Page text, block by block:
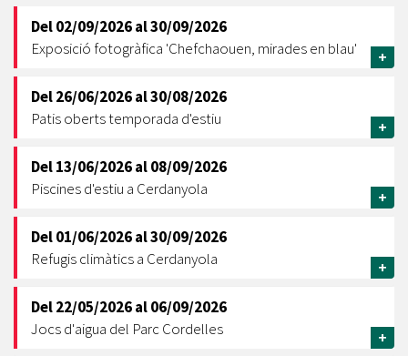
Del02/09/2026al30/09/2026
Exposició fotogràfica 'Chefchaouen, mirades en blau'
+
Del26/06/2026al30/08/2026
Patis oberts temporada d'estiu
+
Del13/06/2026al08/09/2026
Piscines d'estiu a Cerdanyola
+
Del01/06/2026al30/09/2026
Refugis climàtics a Cerdanyola
+
Del22/05/2026al06/09/2026
Jocs d'aigua del Parc Cordelles
+